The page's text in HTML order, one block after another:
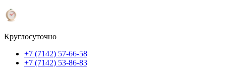
Круглосуточно
+7 (7142) 57-66-58
+7 (7142) 53-86-83